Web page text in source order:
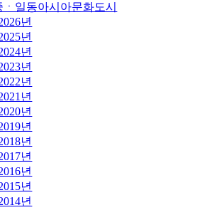
ㆍ일동아시아문화도시
년
년
년
년
년
년
년
년
년
년
년
년
년